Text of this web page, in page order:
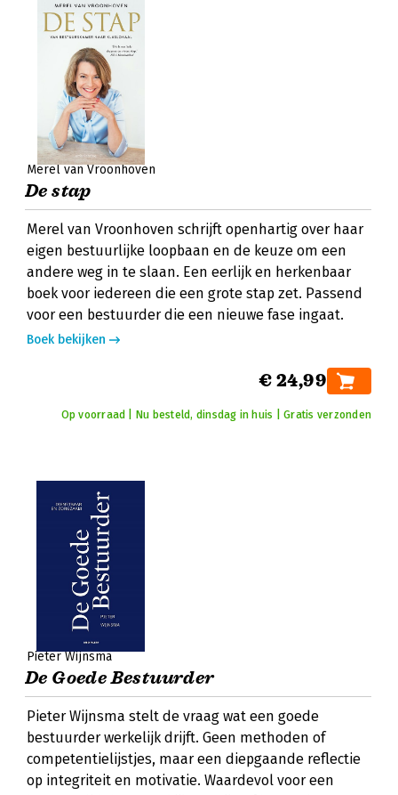
Merel van Vroonhoven
De stap
Merel van Vroonhoven schrijft openhartig over haar
eigen bestuurlijke loopbaan en de keuze om een
andere weg in te slaan. Een eerlijk en herkenbaar
boek voor iedereen die een grote stap zet. Passend
voor een bestuurder die een nieuwe fase ingaat.
Boek bekijken
€ 24,99
Op voorraad | Nu besteld, dinsdag in huis | Gratis verzonden
Pieter Wijnsma
De Goede Bestuurder
Pieter Wijnsma stelt de vraag wat een goede
bestuurder werkelijk drijft. Geen methoden of
competentielijstjes, maar een diepgaande reflectie
op integriteit en motivatie. Waardevol voor een